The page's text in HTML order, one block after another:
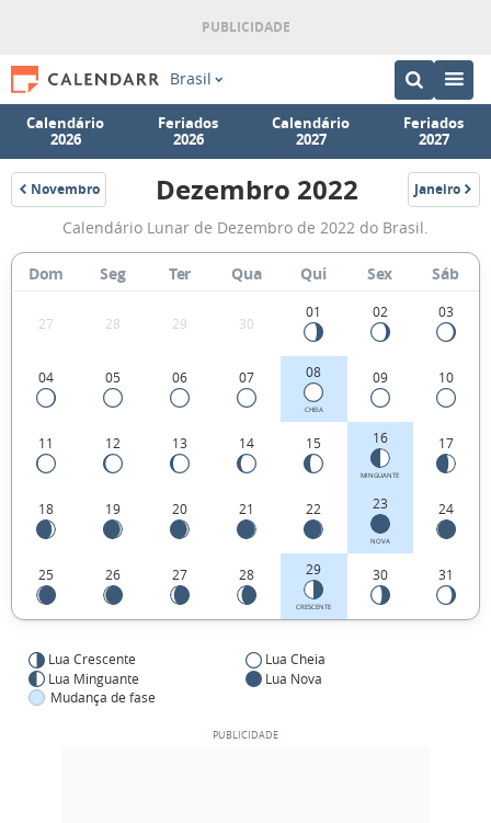
Brasil
Calendário
2026
Feriados
2026
Calendário
2027
Feriados
2027
Novembro
2022
Fases
da
Lua
Dezembro
2022
Dezembro 2022 Janeiro
2023
Calendário Lunar de Dezembro de 2022 do Brasil.
Dom Seg Ter Qua Qui Sex Sáb
27 28 29 30
01 02 03
04 05 06 07 08
CHEIA
09 10
11 12 13 14 15 16
MINGUANTE
17
18 19 20 21 22 23
NOVA
24
25 26 27 28 29
CRESCENTE
30 31
Lua Crescente
Lua Cheia
Lua Minguante
Lua Nova
Mudança de fase